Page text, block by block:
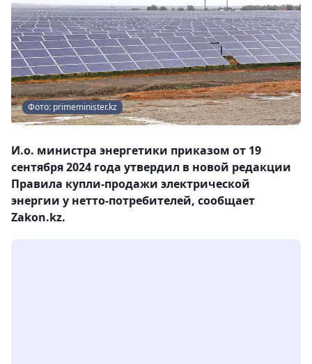
Фото: primeminister.kz
И.о. министра энергетики приказом от 19
сентября 2024 года утвердил в новой редакции
Правила купли-продажи электрической
энергии у нетто-потребителей, сообщает
Zakon.kz.